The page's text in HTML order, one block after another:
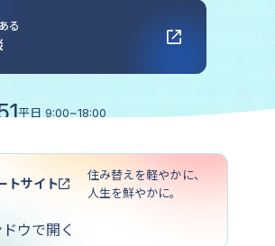
る
平日 9:00~18:00
トサイト
住み替えを軽やかに、
人生を鮮やかに。
ウで開く